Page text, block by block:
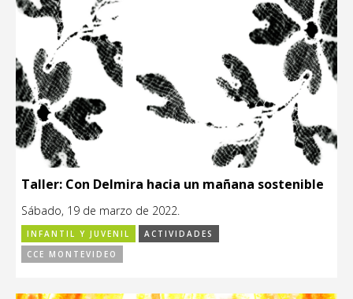
Taller: Con Delmira hacia un mañana sostenible
Sábado, 19 de marzo de 2022.
INFANTIL Y JUVENIL
ACTIVIDADES
CCE MONTEVIDEO